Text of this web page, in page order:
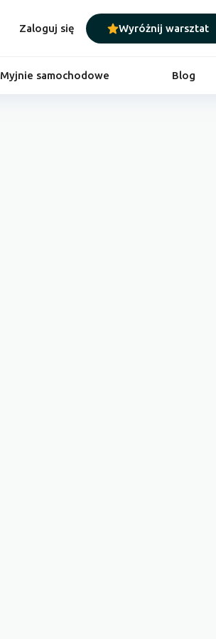
Zaloguj się Wyróżnij warsztat
Myjnie samochodowe Blog